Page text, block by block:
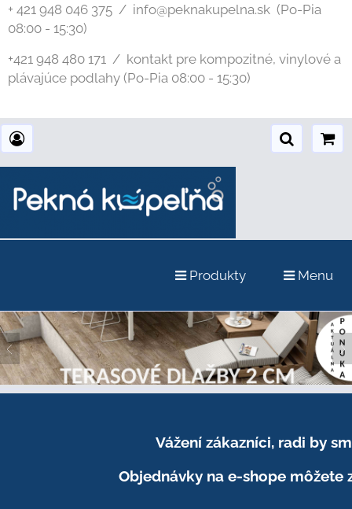
+ 421 948 046 375 / info@peknakupelna.sk (Po-Pia
08:00 - 15:30)
+421 948 480 171 / kontakt pre kompozitné, vinylové a
plávajúce podlahy (Po-Pia 08:00 - 15:30)
Produkty Menu
Vážení zákazníci, radi by
Objednávky na e-shope môžete